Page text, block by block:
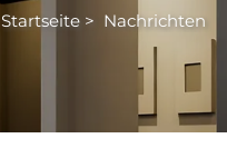
Startseite > Nachrichten